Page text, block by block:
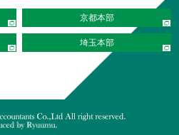
京都本部
埼玉本部